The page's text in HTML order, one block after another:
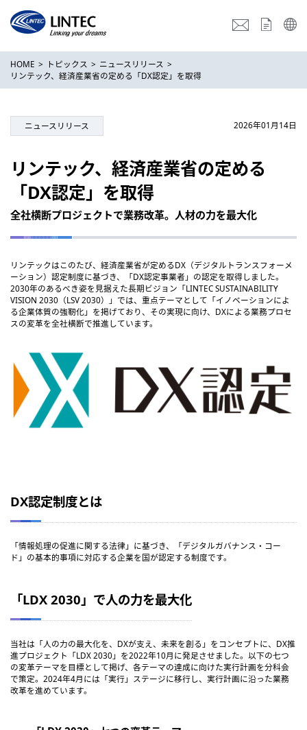
HOME トピックス
ニュースリリース
リンテック、経済産業省の定める「DX認定」を取得
ニュースリリース 2026年01月14日
リンテック、経済産業省の定める
「DX認定」を取得
全社横断プロジェクトで業務改革。人材の力を最大化
リンテックはこのたび、経済産業省が定めるDX（デジタルトランスフォーメ
ーション）認定制度に基づき、「DX認定事業者」の認定を取得しました。
2030年のあるべき姿を見据えた長期ビジョン「LINTEC SUSTAINABILITY
VISION 2030（LSV 2030）」では、重点テーマとして「イノベーションによ
る企業体質の強靭化」を掲げており、その実現に向け、DXによる業務プロセ
スの変革を全社横断で推進しています。
DX認定制度とは
「情報処理の促進に関する法律」に基づき、「デジタルガバナンス・コー
ド」の基本的事項に対応する企業を国が認定する制度です。
「LDX 2030」で人の力を最大化
当社は「人の力の最大化を、DXが支え、未来を創る」をコンセプトに、DX推
進プロジェクト「LDX 2030」を2022年10月に発足させました。以下の七つ
の変革テーマを目標として掲げ、各テーマの達成に向けた実行計画を分科会
で策定。2024年4月には「実行」ステージに移行し、実行計画に沿った業務
改革を進めています。